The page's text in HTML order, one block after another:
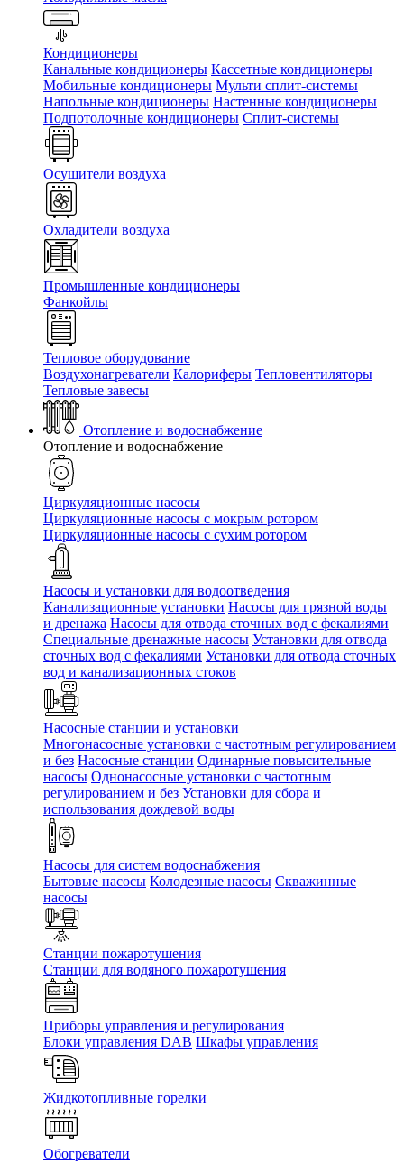
Кондиционеры
Канальные кондиционеры Кассетные кондиционеры
Мобильные кондиционеры Мульти сплит-системы
Напольные кондиционеры Настенные кондиционеры
Подпотолочные кондиционеры Сплит-системы
Осушители воздуха
Охладители воздуха
Промышленные кондиционеры
Фанкойлы
Тепловое оборудование
Воздухонагреватели Калориферы Тепловентиляторы
Тепловые завесы
Отопление и водоснабжение
Отопление и водоснабжение
Циркуляционные насосы
Циркуляционные насосы с мокрым ротором
Циркуляционные насосы с сухим ротором
Насосы и установки для водоотведения
Канализационные установки Насосы для грязной воды
и дренажа Насосы для отвода сточных вод c фекалиями
Специальные дренажные насосы Установки для отвода
сточных вод c фекалиями Установки для отвода сточных
вод и канализационных стоков
Насосные станции и установки
Многонасосные установки с частотным регулированием
и без Насосные станции Одинарные повысительные
насосы Однонасосные установки с частотным
регулированием и без Установки для сбора и
использования дождевой воды
Насосы для систем водоснабжения
Бытовые насосы Колодезные насосы Скважинные
насосы
Станции пожаротушения
Станции для водяного пожаротушения
Приборы управления и регулирования
Блоки управления DAB Шкафы управления
Жидкотопливные горелки
Обогреватели